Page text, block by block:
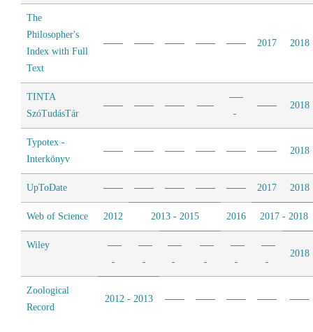
The
Philosopher's
Index with Full
Text
2017 2018
TINTA
SzóTudásTár
2018
Typotex -
Interkönyv
2018
UpToDate 2017 2018
Web of Science 2012 2013 - 2015 2016 2017 - 2018
Wiley
2018
Zoological
Record
2012 - 2013